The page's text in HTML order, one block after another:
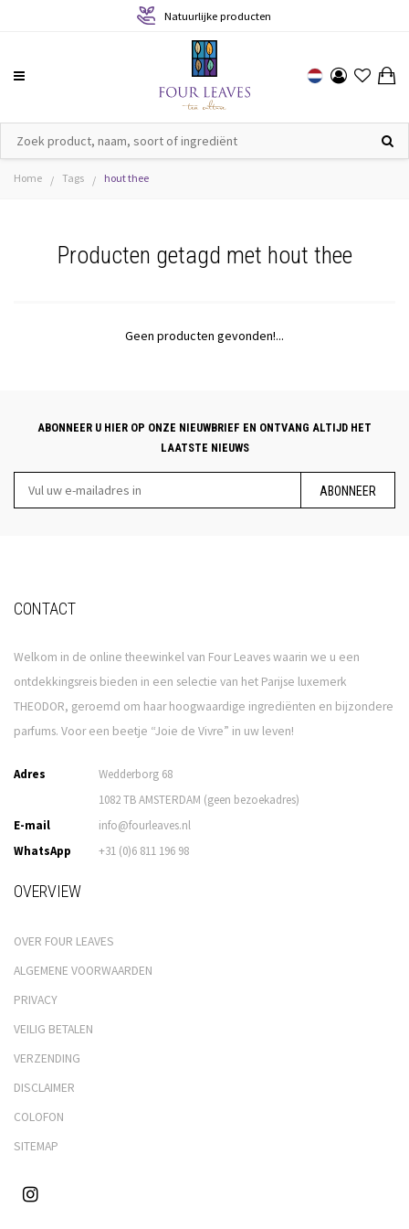
Natuurlijke producten
Home / Tags / hout thee
Producten getagd met hout thee
Geen producten gevonden!...
ABONNEER U HIER OP ONZE NIEUWBRIEF EN ONTVANG ALTIJD HET
LAATSTE NIEUWS
ABONNEER
CONTACT
Welkom in de online theewinkel van Four Leaves waarin we u een
ontdekkingsreis bieden in een selectie van het Parijse luxemerk
THEODOR, geroemd om haar hoogwaardige ingrediënten en bijzondere
parfums. Voor een beetje “Joie de Vivre” in uw leven!
Adres
Wedderborg 68
1082 TB AMSTERDAM (geen bezoekadres)
E-mail
info@fourleaves.nl
WhatsApp
+31 (0)6 811 196 98
OVERVIEW
OVER FOUR LEAVES
ALGEMENE VOORWAARDEN
PRIVACY
VEILIG BETALEN
VERZENDING
DISCLAIMER
COLOFON
SITEMAP